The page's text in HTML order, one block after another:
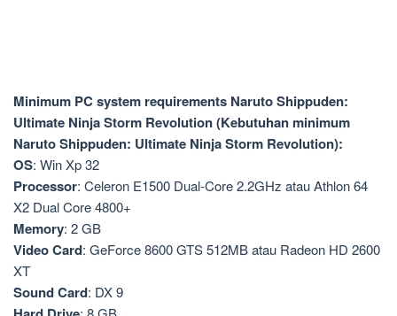
Minimum PC system requirements Naruto Shippuden:
Ultimate Ninja Storm Revolution (Kebutuhan minimum
Naruto Shippuden: Ultimate Ninja Storm Revolution):
OS: Win Xp 32
Processor: Celeron E1500 Dual-Core 2.2GHz atau Athlon 64
X2 Dual Core 4800+
Memory: 2 GB
Video Card: GeForce 8600 GTS 512MB atau Radeon HD 2600
XT
Sound Card: DX 9